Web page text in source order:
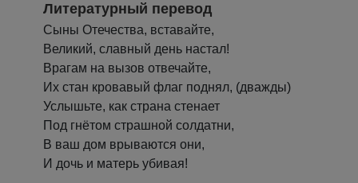
Литературный перевод
Сыны Отечества, вставайте,
Великий, славный день настал!
Врагам на вызов отвечайте,
Их стан кровавый флаг поднял, (дважды)
Услышьте, как страна стенает
Под гнётом страшной солдатни,
В ваш дом врываются они,
И дочь и матерь убивая!